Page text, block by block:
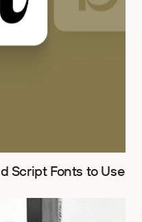
Script Fonts to Use